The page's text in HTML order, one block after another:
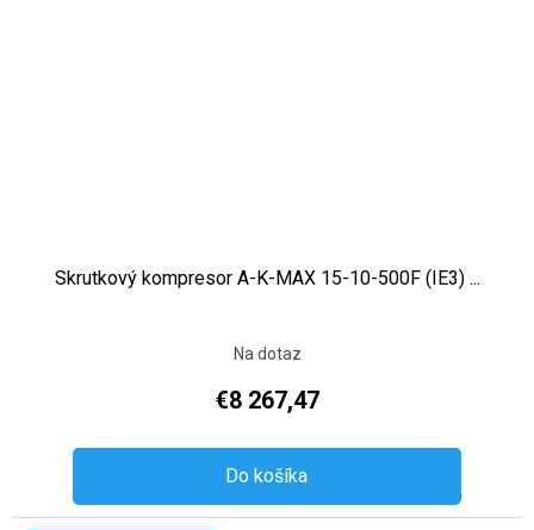
Skrutkový kompresor A-K-MAX 15-10-500F (IE3) ...
Na dotaz
€8 267,47
Do košíka